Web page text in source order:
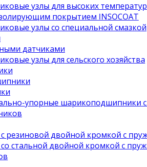
узлы для высоких температур
покрытием INSOCOAT
узлы со специальной смазкой
датчиками
узлы для сельского хозяйства
упорные шарикоподшипники
резиновой двойной кромкой с
стальной двойной кромкой с